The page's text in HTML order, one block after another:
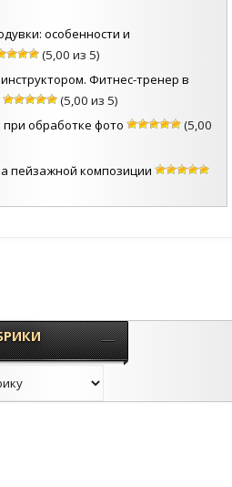
особенности и
(5,00 из 5)
Фитнес-тренер в
(5,00 из 5)
обработке фото
(5,00
пейзажной композиции